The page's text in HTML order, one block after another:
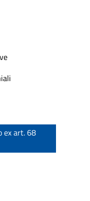
ex art. 68